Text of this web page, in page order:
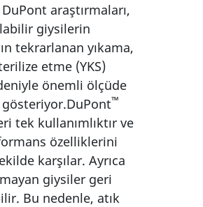
DuPont araştırmaları,
giysilerin
tekrarlanan yıkama,
etme (YKS)
önemli ölçüde
™
tek kullanımlıktır ve
özelliklerini
karşılar. Ayrıca
giysiler geri
Bu nedenle, atık